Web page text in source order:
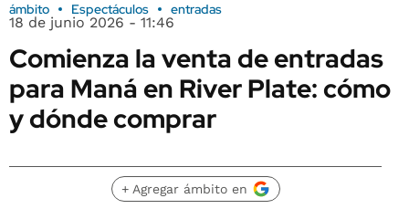
ámbito Espectáculos entradas
18 de junio 2026 - 11:46
Comienza la venta de entradas
para Maná en River Plate: cómo
y dónde comprar
+ Agregar ámbito en